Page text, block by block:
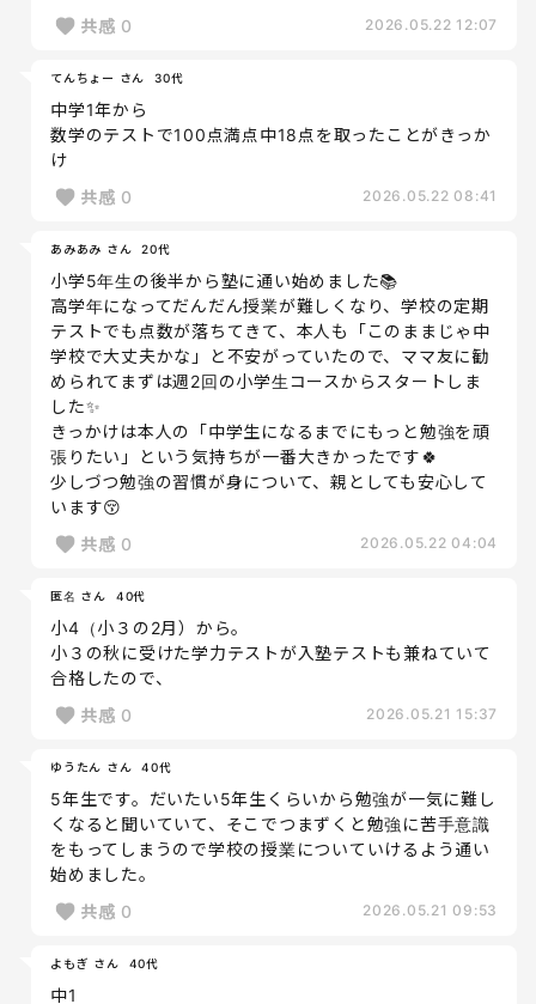
共感 0 2026.05.22 12:07
てんちょー さん 30代
中学1年から
数学のテストで100点満点中18点を取ったことがきっか
け
共感 0 2026.05.22 08:41
あみあみ さん 20代
小学5年生の後半から塾に通い始めました📚
高学年になってだんだん授業が難しくなり、学校の定期
テストでも点数が落ちてきて、本人も「このままじゃ中
学校で大丈夫かな」と不安がっていたので、ママ友に勧
められてまずは週2回の小学生コースからスタートしま
した✨
きっかけは本人の「中学生になるまでにもっと勉強を頑
張りたい」という気持ちが一番大きかったです🍀
少しづつ勉強の習慣が身について、親としても安心して
います😚
共感 0 2026.05.22 04:04
匿名 さん 40代
小4（小３の2月）から。
小３の秋に受けた学力テストが入塾テストも兼ねていて
合格したので、
共感 0 2026.05.21 15:37
ゆうたん さん 40代
5年生です。だいたい5年生くらいから勉強が一気に難し
くなると聞いていて、そこでつまずくと勉強に苦手意識
をもってしまうので学校の授業についていけるよう通い
始めました。
共感 0 2026.05.21 09:53
よもぎ さん 40代
中1